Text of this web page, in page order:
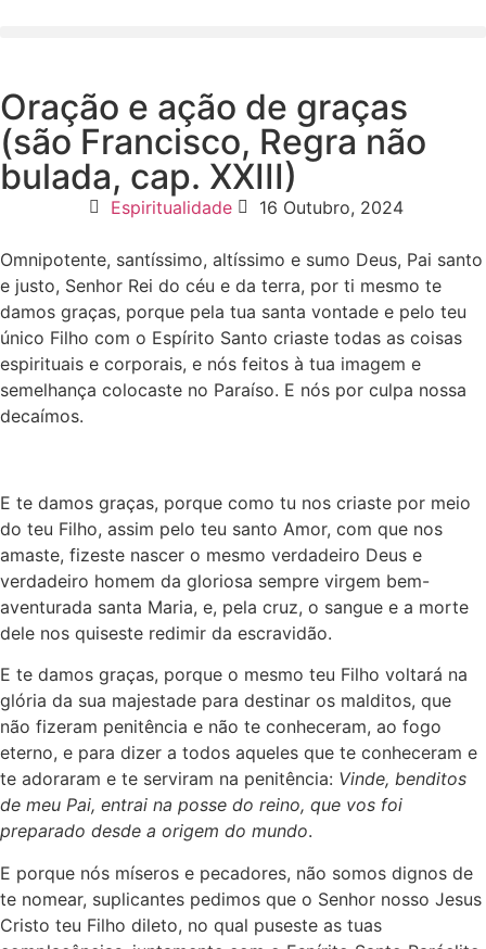
Oração e ação de graças
(são Francisco, Regra não
bulada, cap. XXIII)
Espiritualidade 16 Outubro, 2024
Omnipotente, santíssimo, altíssimo e sumo Deus, Pai santo
e justo, Senhor Rei do céu e da terra, por ti mesmo te
damos graças, porque pela tua santa vontade e pelo teu
único Filho com o Espírito Santo criaste todas as coisas
espirituais e corporais, e nós feitos à tua imagem e
semelhança colocaste no Paraíso. E nós por culpa nossa
decaímos.
E te damos graças, porque como tu nos criaste por meio
do teu Filho, assim pelo teu santo Amor, com que nos
amaste, fizeste nascer o mesmo verdadeiro Deus e
verdadeiro homem da gloriosa sempre virgem bem-
aventurada santa Maria, e, pela cruz, o sangue e a morte
dele nos quiseste redimir da escravidão.
E te damos graças, porque o mesmo teu Filho voltará na
glória da sua majestade para destinar os malditos, que
não fizeram penitência e não te conheceram, ao fogo
eterno, e para dizer a todos aqueles que te conheceram e
te adoraram e te serviram na penitência: Vinde, benditos
de meu Pai, entrai na posse do reino, que vos foi
preparado desde a origem do mundo.
E porque nós míseros e pecadores, não somos dignos de
te nomear, suplicantes pedimos que o Senhor nosso Jesus
Cristo teu Filho dileto, no qual puseste as tuas